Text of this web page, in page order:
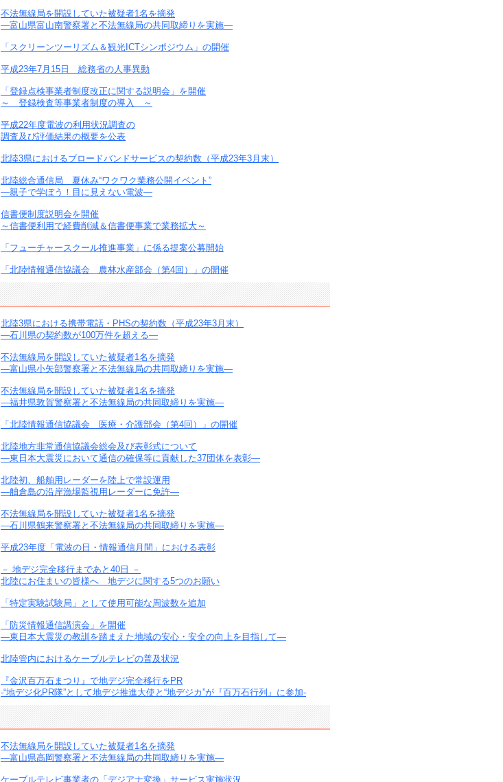
不法無線局を開設していた被疑者1名を摘発
―富山県富山南警察署と不法無線局の共同取締りを実施―
「スクリーンツーリズム＆観光ICTシンポジウム」の開催
平成23年7月15日 総務省の人事異動
「登録点検事業者制度改正に関する説明会」を開催
～ 登録検査等事業者制度の導入 ～
平成22年度電波の利用状況調査の
調査及び評価結果の概要を公表
北陸3県におけるブロードバンドサービスの契約数（平成23年3月末）
北陸総合通信局 夏休み“ワクワク業務公開イベント”
―親子で学ぼう！目に見えない電波―
信書便制度説明会を開催
～信書便利用で経費削減＆信書便事業で業務拡大～
「フューチャースクール推進事業」に係る提案公募開始
「北陸情報通信協議会 農林水産部会（第4回）」の開催
北陸3県における携帯電話・PHSの契約数（平成23年3月末）
―石川県の契約数が100万件を超える―
不法無線局を開設していた被疑者1名を摘発
―富山県小矢部警察署と不法無線局の共同取締りを実施―
不法無線局を開設していた被疑者1名を摘発
―福井県敦賀警察署と不法無線局の共同取締りを実施―
「北陸情報通信協議会 医療・介護部会（第4回）」の開催
北陸地方非常通信協議会総会及び表彰式について
―東日本大震災において通信の確保等に貢献した37団体を表彰―
北陸初、船舶用レーダーを陸上で常設運用
―舳倉島の沿岸漁場監視用レーダーに免許―
不法無線局を開設していた被疑者1名を摘発
―石川県鶴来警察署と不法無線局の共同取締りを実施―
平成23年度「電波の日・情報通信月間」における表彰
－ 地デジ完全移行まであと40日 －
北陸にお住まいの皆様へ 地デジに関する5つのお願い
「特定実験試験局」として使用可能な周波数を追加
「防災情報通信講演会」を開催
―東日本大震災の教訓を踏まえた地域の安心・安全の向上を目指して―
北陸管内におけるケーブルテレビの普及状況
『金沢百万石まつり』で地デジ完全移行をPR
-“地デジ化PR隊”として地デジ推進大使と“地デジカ”が『百万石行列』に参加-
不法無線局を開設していた被疑者1名を摘発
―富山県高岡警察署と不法無線局の共同取締りを実施―
ケーブルテレビ事業者の「デジアナ変換」サービス実施状況